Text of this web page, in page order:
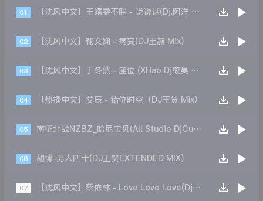
01 【沈风中文】王靖雯不胖 - 说说话(Dj.阿洋 Extended Mix)
02 【沈风中文】鞠文娴 - 病变(DJ王赫 Mix)
03 【沈风中文】于冬然 - 座位 (XHao Dj筱昊 Original Mix)
04 【热播中文】艾辰 - 错位时空（DJ王贺 Mix）
05 南征北战NZBZ_哈尼宝贝(All Studio DjCupid.小秋 Remix)
06 胡博-男人四十(DJ王贺EXTENDED MIX)
07 【沈风中文】蔡依林 - Love Love Love(Dj十三 Melbourne Mix)